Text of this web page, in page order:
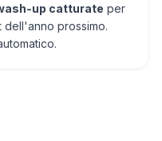
up catturate per
prossimo.